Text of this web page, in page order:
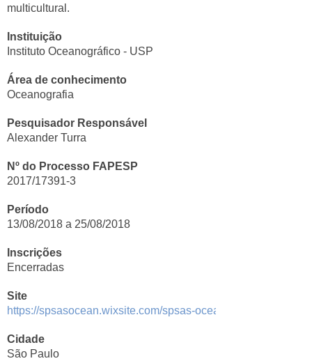
multicultural.
Instituição
Instituto Oceanográfico - USP
Área de conhecimento
Oceanografia
Pesquisador Responsável
Alexander Turra
Nº do Processo FAPESP
2017/17391-3
Período
13/08/2018 a 25/08/2018
Inscrições
Encerradas
Site
https://spsasocean.wixsite.com/spsas-ocean
Cidade
São Paulo